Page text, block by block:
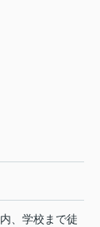
、学校まで徒